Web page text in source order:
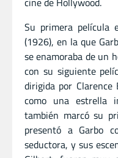
Su primera película
(1926), en la que
se enamoraba de un
con su siguiente
dirigida por Clarence
como una estrella
también marcó su
presentó a Garbo
seductora, y sus